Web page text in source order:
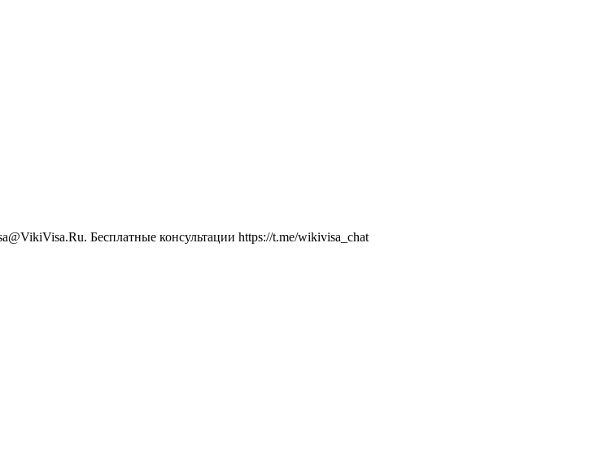
Бесплатные консультации https://t.me/wikivisa_chat